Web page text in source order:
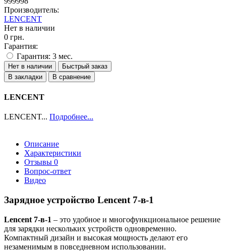
Производитель:
LENCENT
Нет в наличии
0 грн.
Гарантия:
Гарантия: 3 мес.
Нет в наличии
Быстрый заказ
В закладки
В сравнение
LENCENT
LENCENT... Подробнее...
Описание
Характеристики
Отзывы 0
Вопрос-ответ
Видео
Зарядное устройство Lencent 7-в-1
Lencent 7-в-1 – это удобное и многофункциональное решение
для зарядки нескольких устройств одновременно.
Компактный дизайн и высокая мощность делают его
незаменимым в повседневном использовании.